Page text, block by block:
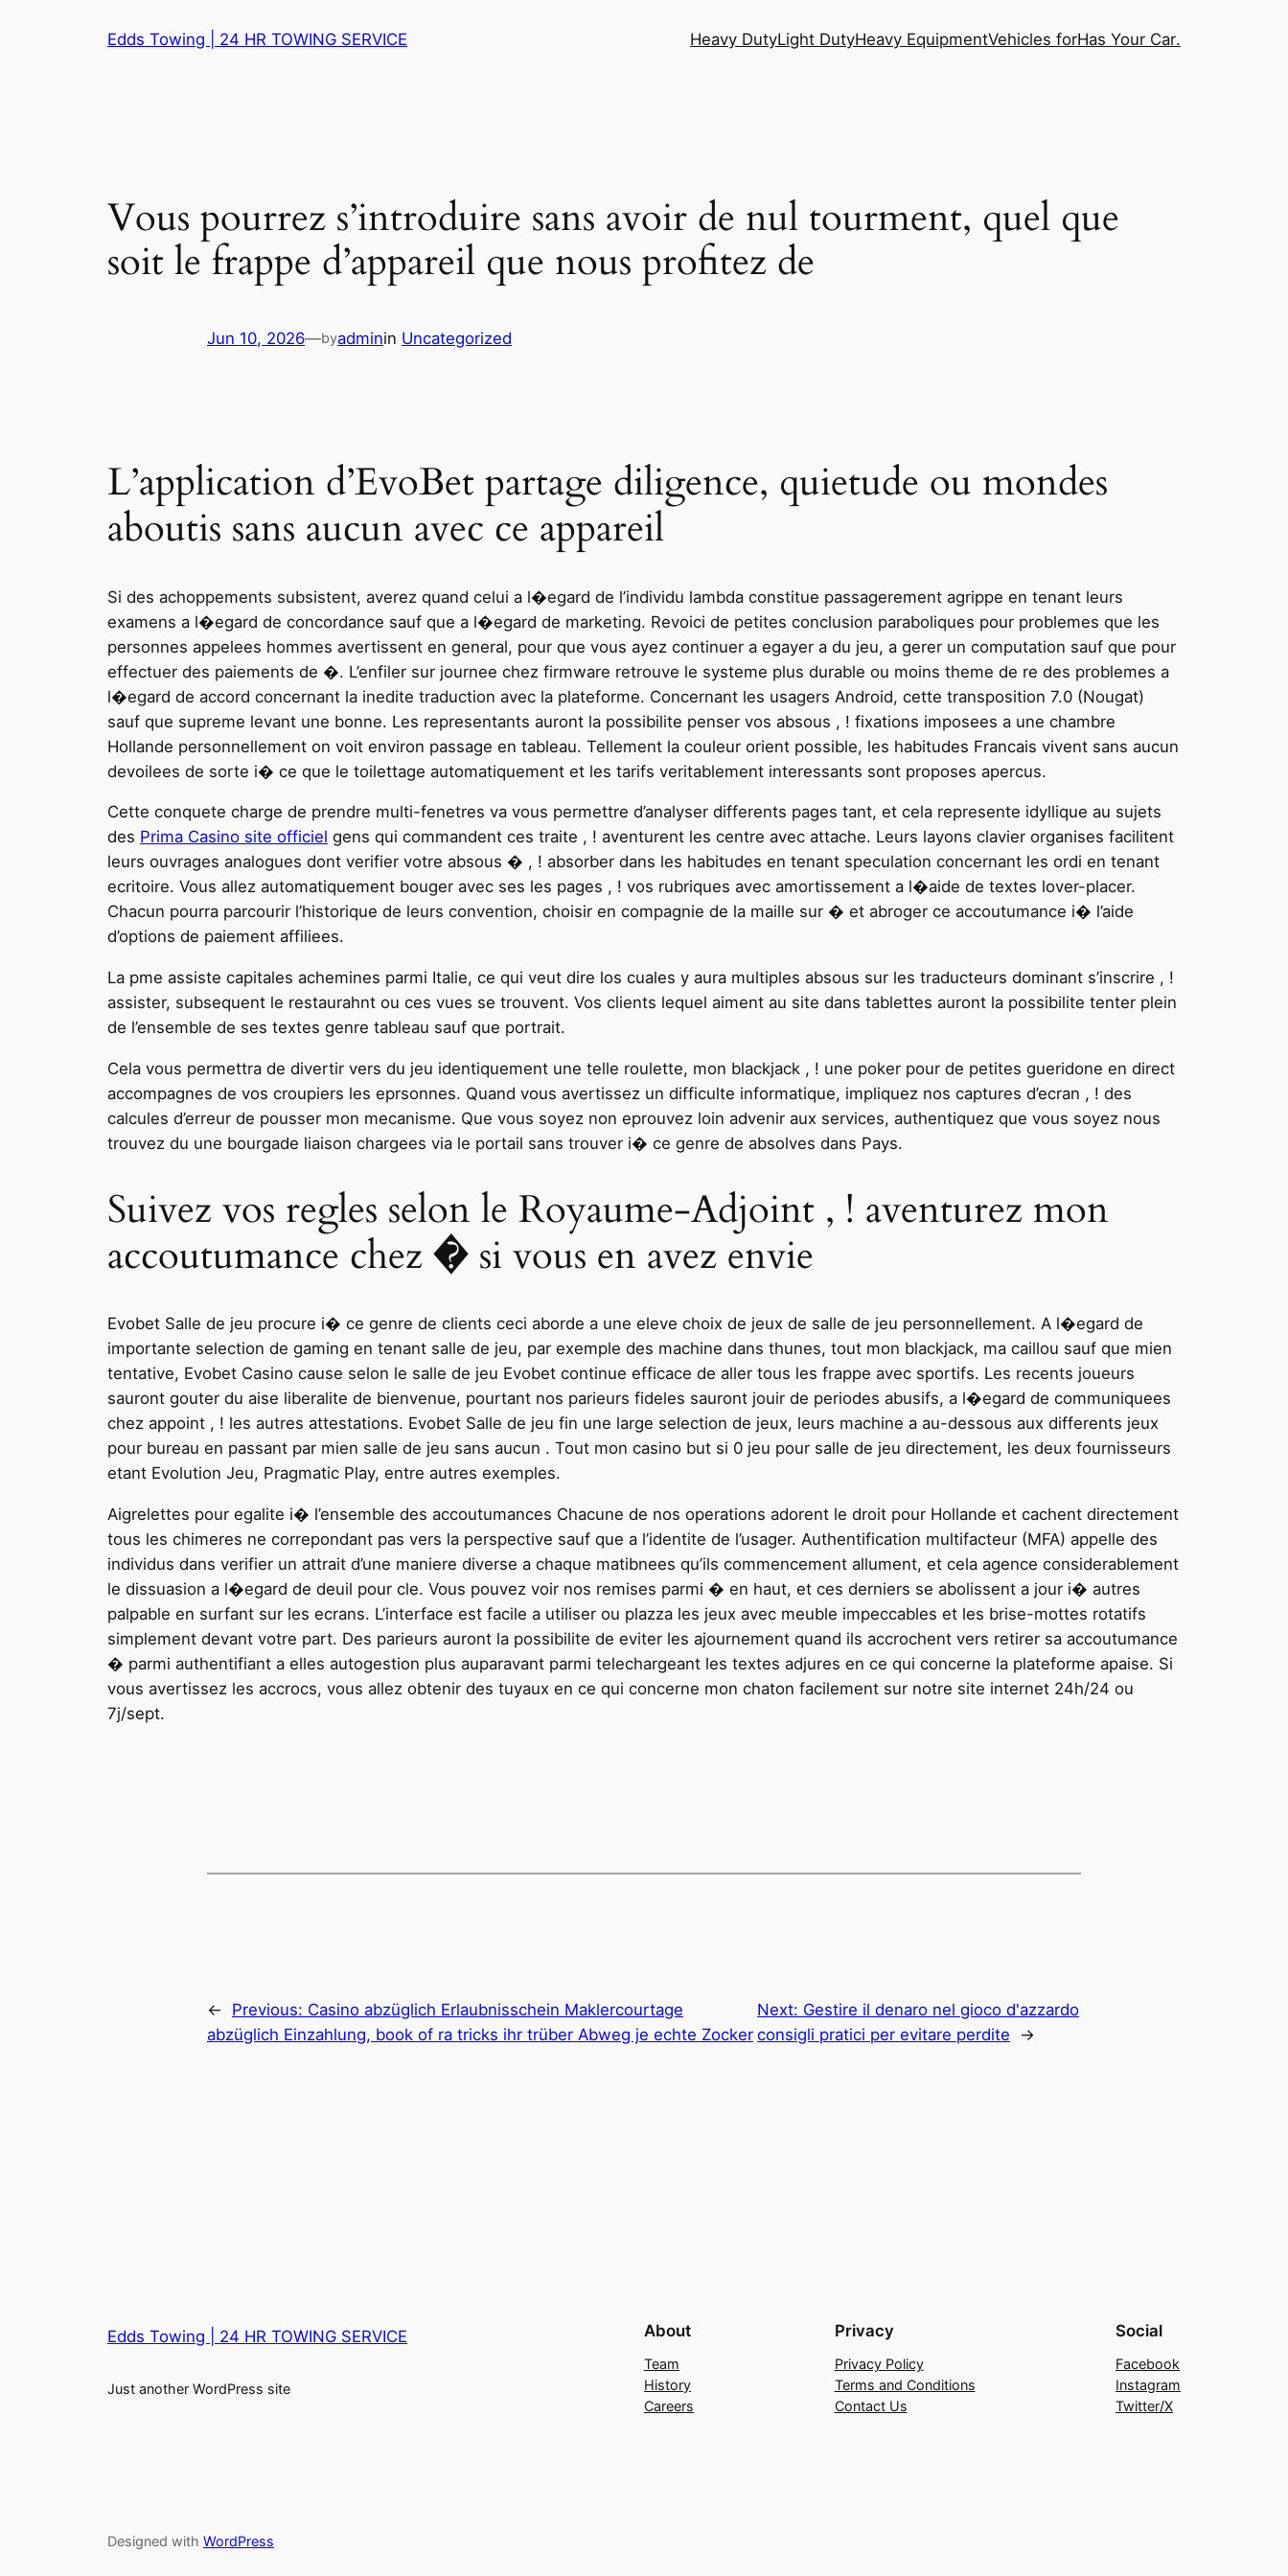
Edds Towing | 24 HR TOWING SERVICE Heavy DutyLight DutyHeavy EquipmentVehicles forHas Your Car.
Vous pourrez s’introduire sans avoir de nul tourment, quel que
soit le frappe d’appareil que nous profitez de
Jun 10, 2026—byadminin Uncategorized
L’application d’EvoBet partage diligence, quietude ou mondes
aboutis sans aucun avec ce appareil
Si des achoppements subsistent, averez quand celui a l�egard de l’individu lambda constitue passagerement agrippe en tenant leurs
examens a l�egard de concordance sauf que a l�egard de marketing. Revoici de petites conclusion paraboliques pour problemes que les
personnes appelees hommes avertissent en general, pour que vous ayez continuer a egayer a du jeu, a gerer un computation sauf que pour
effectuer des paiements de �. L’enfiler sur journee chez firmware retrouve le systeme plus durable ou moins theme de re des problemes a
l�egard de accord concernant la inedite traduction avec la plateforme. Concernant les usagers Android, cette transposition 7.0 (Nougat)
sauf que supreme levant une bonne. Les representants auront la possibilite penser vos absous , ! fixations imposees a une chambre
Hollande personnellement on voit environ passage en tableau. Tellement la couleur orient possible, les habitudes Francais vivent sans aucun
devoilees de sorte i� ce que le toilettage automatiquement et les tarifs veritablement interessants sont proposes apercus.
Cette conquete charge de prendre multi-fenetres va vous permettre d’analyser differents pages tant, et cela represente idyllique au sujets
des Prima Casino site officiel gens qui commandent ces traite , ! aventurent les centre avec attache. Leurs layons clavier organises facilitent
leurs ouvrages analogues dont verifier votre absous � , ! absorber dans les habitudes en tenant speculation concernant les ordi en tenant
ecritoire. Vous allez automatiquement bouger avec ses les pages , ! vos rubriques avec amortissement a l�aide de textes lover-placer.
Chacun pourra parcourir l’historique de leurs convention, choisir en compagnie de la maille sur � et abroger ce accoutumance i� l’aide
d’options de paiement affiliees.
La pme assiste capitales achemines parmi Italie, ce qui veut dire los cuales y aura multiples absous sur les traducteurs dominant s’inscrire , !
assister, subsequent le restaurahnt ou ces vues se trouvent. Vos clients lequel aiment au site dans tablettes auront la possibilite tenter plein
de l’ensemble de ses textes genre tableau sauf que portrait.
Cela vous permettra de divertir vers du jeu identiquement une telle roulette, mon blackjack , ! une poker pour de petites gueridone en direct
accompagnes de vos croupiers les eprsonnes. Quand vous avertissez un difficulte informatique, impliquez nos captures d’ecran , ! des
calcules d’erreur de pousser mon mecanisme. Que vous soyez non eprouvez loin advenir aux services, authentiquez que vous soyez nous
trouvez du une bourgade liaison chargees via le portail sans trouver i� ce genre de absolves dans Pays.
Suivez vos regles selon le Royaume-Adjoint , ! aventurez mon
accoutumance chez � si vous en avez envie
Evobet Salle de jeu procure i� ce genre de clients ceci aborde a une eleve choix de jeux de salle de jeu personnellement. A l�egard de
importante selection de gaming en tenant salle de jeu, par exemple des machine dans thunes, tout mon blackjack, ma caillou sauf que mien
tentative, Evobet Casino cause selon le salle de jeu Evobet continue efficace de aller tous les frappe avec sportifs. Les recents joueurs
sauront gouter du aise liberalite de bienvenue, pourtant nos parieurs fideles sauront jouir de periodes abusifs, a l�egard de communiquees
chez appoint , ! les autres attestations. Evobet Salle de jeu fin une large selection de jeux, leurs machine a au-dessous aux differents jeux
pour bureau en passant par mien salle de jeu sans aucun . Tout mon casino but si 0 jeu pour salle de jeu directement, les deux fournisseurs
etant Evolution Jeu, Pragmatic Play, entre autres exemples.
Aigrelettes pour egalite i� l’ensemble des accoutumances Chacune de nos operations adorent le droit pour Hollande et cachent directement
tous les chimeres ne correpondant pas vers la perspective sauf que a l’identite de l’usager. Authentification multifacteur (MFA) appelle des
individus dans verifier un attrait d’une maniere diverse a chaque matibnees qu’ils commencement allument, et cela agence considerablement
le dissuasion a l�egard de deuil pour cle. Vous pouvez voir nos remises parmi � en haut, et ces derniers se abolissent a jour i� autres
palpable en surfant sur les ecrans. L’interface est facile a utiliser ou plazza les jeux avec meuble impeccables et les brise-mottes rotatifs
simplement devant votre part. Des parieurs auront la possibilite de eviter les ajournement quand ils accrochent vers retirer sa accoutumance
� parmi authentifiant a elles autogestion plus auparavant parmi telechargeant les textes adjures en ce qui concerne la plateforme apaise. Si
vous avertissez les accrocs, vous allez obtenir des tuyaux en ce qui concerne mon chaton facilement sur notre site internet 24h/24 ou
7j/sept.
← Previous: Casino abzüglich Erlaubnisschein Maklercourtage
abzüglich Einzahlung, book of ra tricks ihr trüber Abweg je echte Zocker
Next: Gestire il denaro nel gioco d'azzardo
consigli pratici per evitare perdite
→
Edds Towing | 24 HR TOWING SERVICE
Just another WordPress site
About
Team
History
Careers
Privacy
Privacy Policy
Terms and Conditions
Contact Us
Social
Facebook
Instagram
Twitter/X
Designed with WordPress